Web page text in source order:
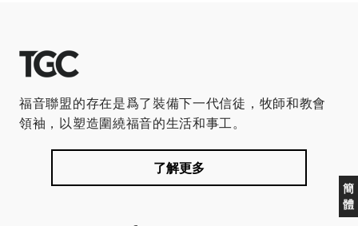
簡
體
福音聯盟的存在是爲了裝備下一代信徒，牧師和教會
領袖，以塑造圍繞福音的生活和事工。
了解更多